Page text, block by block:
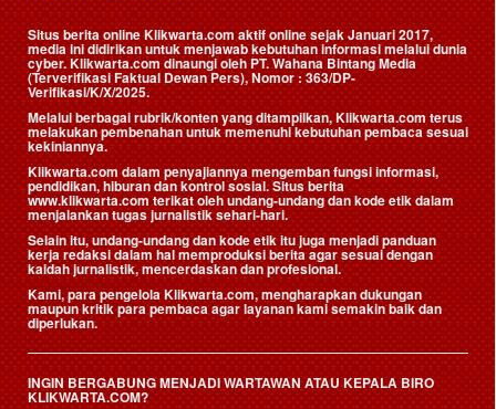
Situs berita online Klikwarta.com aktif online sejak Januari 2017,
media ini didirikan untuk menjawab kebutuhan informasi melalui dunia
cyber. Klikwarta.com dinaungi oleh PT. Wahana Bintang Media
(Terverifikasi Faktual Dewan Pers), Nomor : 363/DP-
Verifikasi/K/X/2025.
Melalui berbagai rubrik/konten yang ditampilkan, Klikwarta.com terus
melakukan pembenahan untuk memenuhi kebutuhan pembaca sesuai
kekiniannya.
Klikwarta.com dalam penyajiannya mengemban fungsi informasi,
pendidikan, hiburan dan kontrol sosial. Situs berita
www.klikwarta.com terikat oleh undang-undang dan kode etik dalam
menjalankan tugas jurnalistik sehari-hari.
Selain itu, undang-undang dan kode etik itu juga menjadi panduan
kerja redaksi dalam hal memproduksi berita agar sesuai dengan
kaidah jurnalistik, mencerdaskan dan profesional.
Kami, para pengelola Klikwarta.com, mengharapkan dukungan
maupun kritik para pembaca agar layanan kami semakin baik dan
diperlukan.
INGIN BERGABUNG MENJADI WARTAWAN ATAU KEPALA BIRO
KLIKWARTA.COM?